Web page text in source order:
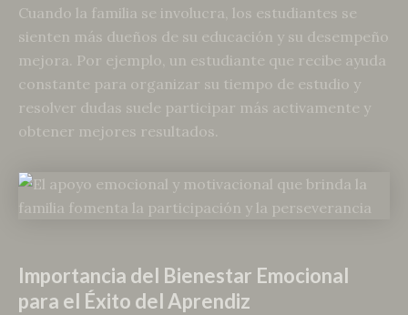
Cuando la familia se involucra, los estudiantes se
sienten más dueños de su educación y su desempeño
mejora. Por ejemplo, un estudiante que recibe ayuda
constante para organizar su tiempo de estudio y
resolver dudas suele participar más activamente y
obtener mejores resultados.
Importancia del Bienestar Emocional
para el Éxito del Aprendiz